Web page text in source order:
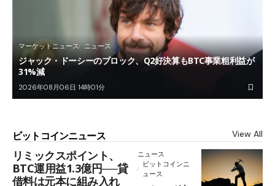
マーケットニュース ニュース
ジャック・ドーシーのブロック、Q2好決算もBTC事業粗利益が
31%減
2026年08月06日 14時01分
ビットコインニュース View All
リミックスポイント、
BTC運用益1.3億円──貸
借料は元本に組み入れ
ニュース
ビットコインニ
ュース